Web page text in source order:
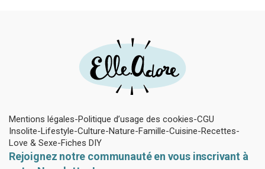
Mentions légales Politique d’usage des cookies CGU
Insolite Lifestyle Culture Nature Famille Cuisine Recettes
Love & Sexe Fiches DIY
Rejoignez notre communauté en vous inscrivant à